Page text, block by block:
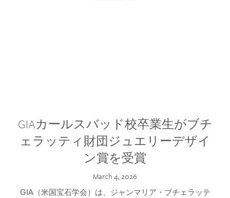
GIAカールスバッド校卒業生がブチ
ェラッティ財団ジュエリーデザイ
ン賞を受賞
March 4, 2026
GIA（米国宝石学会）は、ジャンマリア・ブチェラッテ